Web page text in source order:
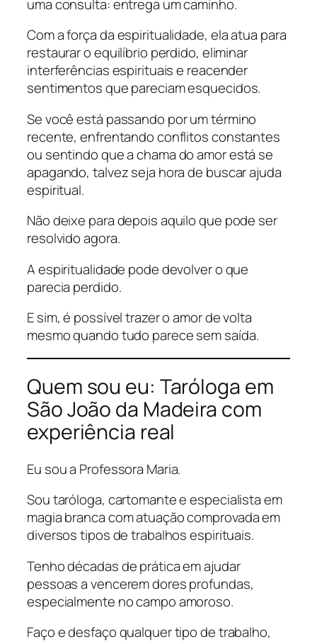
uma consulta: entrega um caminho.
Com a força da espiritualidade, ela atua para
restaurar o equilíbrio perdido, eliminar
interferências espirituais e reacender
sentimentos que pareciam esquecidos.
Se você está passando por um término
recente, enfrentando conflitos constantes
ou sentindo que a chama do amor está se
apagando, talvez seja hora de buscar ajuda
espiritual.
Não deixe para depois aquilo que pode ser
resolvido agora.
A espiritualidade pode devolver o que
parecia perdido.
E sim, é possível trazer o amor de volta
mesmo quando tudo parece sem saída.
Quem sou eu: Taróloga em
São João da Madeira com
experiência real
Eu sou a Professora Maria.
Sou taróloga, cartomante e especialista em
magia branca com atuação comprovada em
diversos tipos de trabalhos espirituais.
Tenho décadas de prática em ajudar
pessoas a vencerem dores profundas,
especialmente no campo amoroso.
Faço e desfaço qualquer tipo de trabalho,